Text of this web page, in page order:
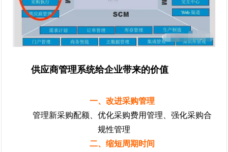
供应商管理系统给企业带来的价值
一、改进采购管理
管理新采购配额、优化采购费用管理、强化采购合
规性管理
二、缩短周期时间